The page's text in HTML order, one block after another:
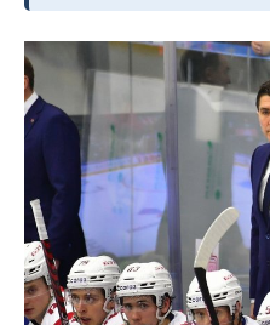
ВОДНЫЕ ВИДЫ СПОРТА
ХОККЕЙ С МЯЧОМ
ОБРАЗОВАНИЕ
ПРОИСШЕСТВИЯ